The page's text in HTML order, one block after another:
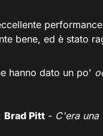
bene, ed è stato
hanno dato un po'
Brad Pitt - C'era